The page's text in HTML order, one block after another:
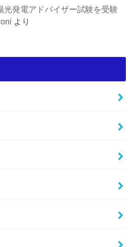
光発電アドバイザー試験を受験
より